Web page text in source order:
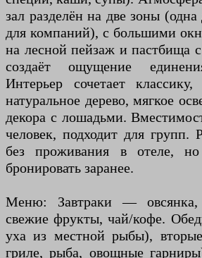
зал разделён на две зоны
для компаний), с большими
на лесной пейзаж и пастбища
создаёт ощущение
Интерьер сочетает
натуральное дерево, мягкое
декора с лошадьми.
человек, подходит для групп.
без проживания в отеле,
бронировать заранее.
Меню: Завтраки —
свежие фрукты, чай/кофе.
уха из местной рыбы),
гриле, рыба, овощные